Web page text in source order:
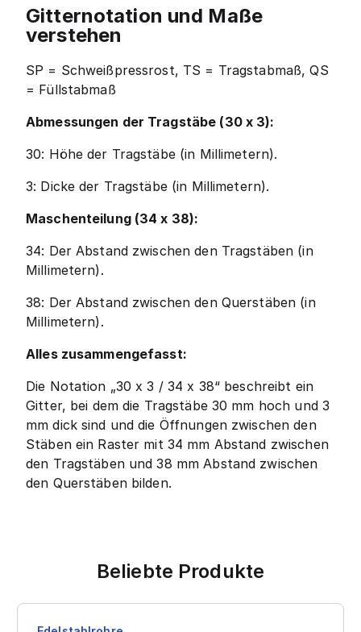
Gitternotation und Maße
verstehen
SP = Schweißpressrost, TS = Tragstabmaß, QS
= Füllstabmaß
Abmessungen der Tragstäbe (30 x 3):
30: Höhe der Tragstäbe (in Millimetern).
3: Dicke der Tragstäbe (in Millimetern).
Maschenteilung (34 x 38):
34: Der Abstand zwischen den Tragstäben (in
Millimetern).
38: Der Abstand zwischen den Querstäben (in
Millimetern).
Alles zusammengefasst:
Die Notation „30 x 3 / 34 x 38“ beschreibt ein
Gitter, bei dem die Tragstäbe 30 mm hoch und 3
mm dick sind und die Öffnungen zwischen den
Stäben ein Raster mit 34 mm Abstand zwischen
den Tragstäben und 38 mm Abstand zwischen
den Querstäben bilden.
Beliebte Produkte